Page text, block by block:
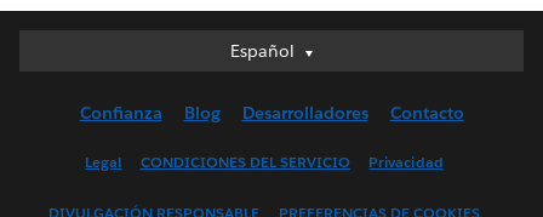
Español
Español
English (UK)
Confianza Blog Desarrolladores Contacto
Legal CONDICIONES DEL SERVICIO Privacidad
DIVULGACIÓN RESPONSABLE PREFERENCIAS DE COOKIES